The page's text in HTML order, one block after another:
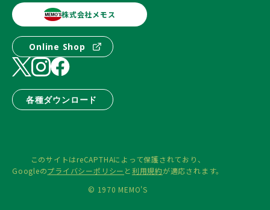
株式会社メモス
Online Shop
各種ダウンロード
このサイトはreCAPTHAによって保護されており、
Googleのプライバシーポリシー と利用規約が適応されます。
© 1970 MEMO'S